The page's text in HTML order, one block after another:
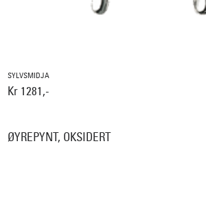
SYLVSMIDJA
Kr 1281,-
ØYREPYNT, OKSIDERT